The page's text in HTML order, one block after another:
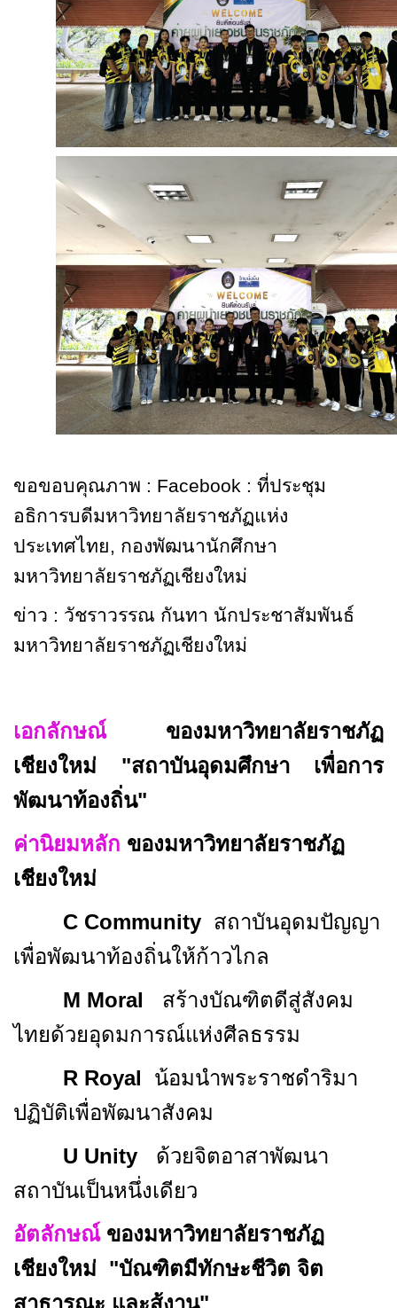
ขอขอบคุณภาพ : Facebook : ที่ประชุม
อธิการบดีมหาวิทยาลัยราชภัฏแห่ง
ประเทศไทย, กองพัฒนานักศึกษา
มหาวิทยาลัยราชภัฏเชียงใหม่
ข่าว : วัชราวรรณ กันทา นักประชาสัมพันธ์
มหาวิทยาลัยราชภัฏเชียงใหม่
เอกลักษณ์
ของมหาวิทยาลัยราชภัฏ
เชียงใหม่ "สถาบันอุดมศึกษา เพื่อการ
พัฒนาท้องถิ่น"
ค่านิยมหลัก ของมหาวิทยาลัยราชภัฏ
เชียงใหม่
C Community สถาบันอุดมปัญญา
เพื่อพัฒนาท้องถิ่นให้ก้าวไกล
M Moral
สร้างบัณฑิตดีสู่สังคม
ไทยด้วยอุดมการณ์แห่งศีลธรรม
R Royal
น้อมนำพระราชดำริมา
ปฏิบัติเพื่อพัฒนาสังคม
U Unity
ด้วยจิตอาสาพัฒนา
สถาบันเป็นหนึ่งเดียว
อัตลักษณ์ ของมหาวิทยาลัยราชภัฏ
เชียงใหม่ "บัณฑิตมีทักษะชีวิต จิต
สาธารณะ และสู้งาน"